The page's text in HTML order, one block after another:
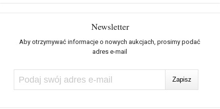
Newsletter
Aby otrzymywać informacje o nowych aukcjach, prosimy podać
adres e-mail